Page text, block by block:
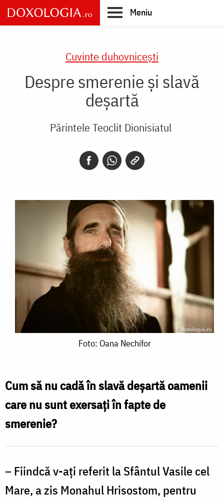
Skip
to
main
Meniu
Cuvinte duhovnicești
Despre smerenie și slavă
deșartă
Părintele Teoclit Dionisiatul
Foto: Oana Nechifor
Cum să nu cadă în slavă deșartă oamenii
care nu sunt exersați în fapte de
smerenie?
– Fiindcă v-ați referit la Sfântul Vasile cel
Mare, a zis Monahul Hrisostom, pentru